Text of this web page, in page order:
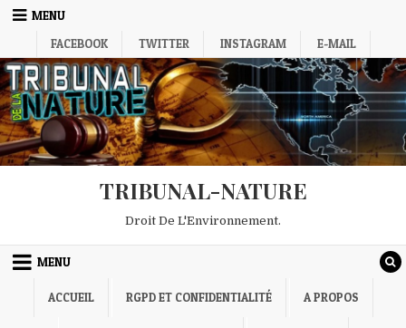
Skip
MENU
FACEBOOK
TWITTER INSTAGRAM E-MAIL
TRIBUNAL-NATURE
Droit De L'Environnement.
MENU
ACCUEIL RGPD ET CONFIDENTIALITÉ A PROPOS